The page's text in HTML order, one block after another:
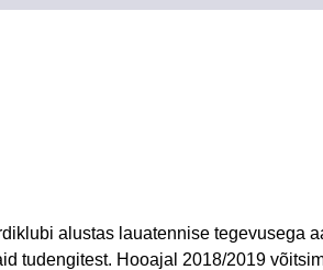
alustas lauatennise tegevusega
tudengitest. Hooajal 2018/2019